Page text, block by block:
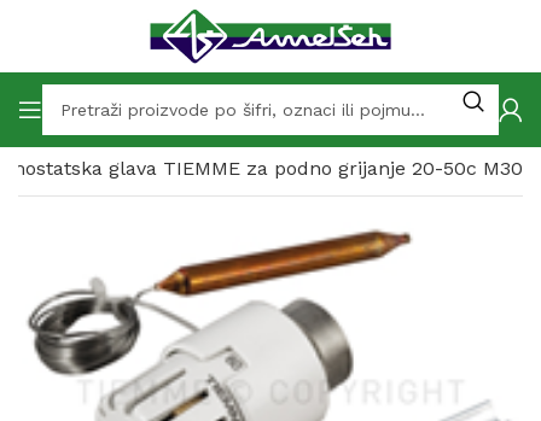
glava TIEMME za podno grijanje 20-50c M30